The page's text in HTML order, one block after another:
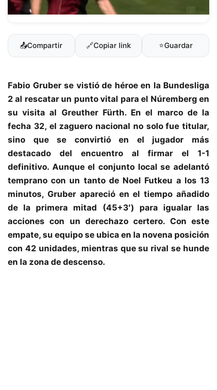
📤Compartir 🔗Copiar link ⭐Guardar
Fabio Gruber se vistió de héroe en la Bundesliga
2 al rescatar un punto vital para el Núremberg en
su visita al Greuther Fürth. En el marco de la
fecha 32, el zaguero nacional no solo fue titular,
sino que se convirtió en el jugador más
destacado del encuentro al firmar el 1-1
definitivo. Aunque el conjunto local se adelantó
temprano con un tanto de Noel Futkeu a los 13
minutos, Gruber apareció en el tiempo añadido
de la primera mitad (45+3′) para igualar las
acciones con un derechazo certero. Con este
empate, su equipo se ubica en la novena posición
con 42 unidades, mientras que su rival se hunde
en la zona de descenso.